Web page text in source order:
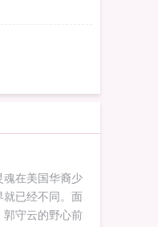
在美国华裔少
已经不同。面
守云的野心前